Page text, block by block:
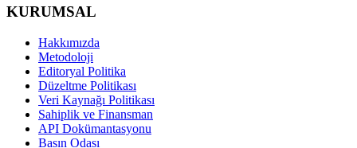
KURUMSAL
Hakkımızda
Metodoloji
Editoryal Politika
Düzeltme Politikası
Veri Kaynağı Politikası
Sahiplik ve Finansman
API Dokümantasyonu
Basın Odası